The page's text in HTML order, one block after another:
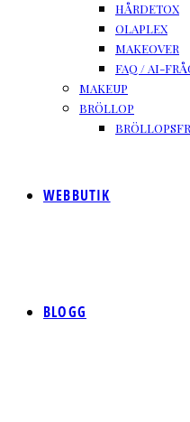
HÅRDETOX
OLAPLEX
MAKEOVER
FAQ / AI-
MAKEUP
BRÖLLOP
WEBBUTIK
BLOGG